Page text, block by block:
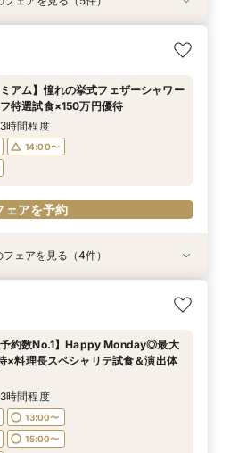
】国産牛×オマール海老の食べ比べ
試食×料理ランクUP特典
14:00〜
ェアを予約
見学のおふたり】即決なしで安心＆
特選試食
14:00〜
ェアを予約
お仕事帰りやテーマパーク帰りに夜
テ試食
17:30〜
ェアを予約
【少人数で結婚式】アットホームウ
談会
14:00〜
ェアを予約
るペット婚】リングドッグ＆足形ス
試食＆20万円分のワンちゃん優待
14:00〜
ェアを予約
ミアム】憧れの挙式フェザーシャワー
特選試食×150万円優待
時間程度
14:00〜
ェアを予約
見学のおふたり】即決なしで安心＆
特選試食
14:00〜
ェアを予約
お仕事帰りやテーマパーク帰りに夜
テ試食
17:30〜
ェアを予約
【少人数で結婚式】アットホームウ
談会
14:00〜
ェアを予約
るペット婚】リングドッグ＆足形ス
試食＆20万円分のワンちゃん優待
14:00〜
ェアを予約
ェアを見る（4件）
予約数No.1】Happy Monday◎最大
×料理長スペシャリテ試食＆演出体
時間程度
13:00〜
15:00〜